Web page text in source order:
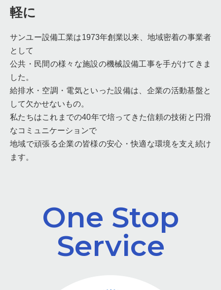
軽に
サンユー設備工業は1973年創業以来、地域密着の事業者
として
公共・民間の様々な施設の機械設備工事を手がけてきま
した。
給排水・空調・電気といった設備は、企業の活動基盤と
して欠かせないもの。
私たちはこれまでの40年で培ってきた信頼の技術と円滑
なコミュニケーションで
地域で頑張る企業の皆様の安心・快適な環境を支え続け
ます。
One Stop
Service